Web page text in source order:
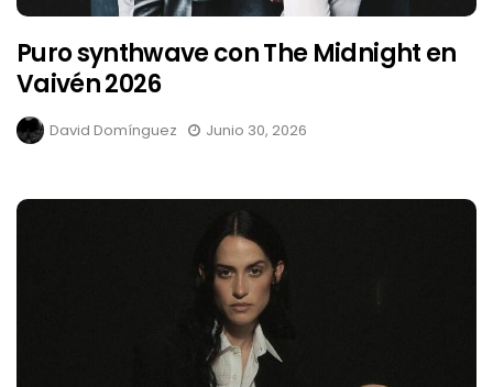
Puro synthwave con The Midnight en
Vaivén 2026
David Domínguez Junio 30, 2026